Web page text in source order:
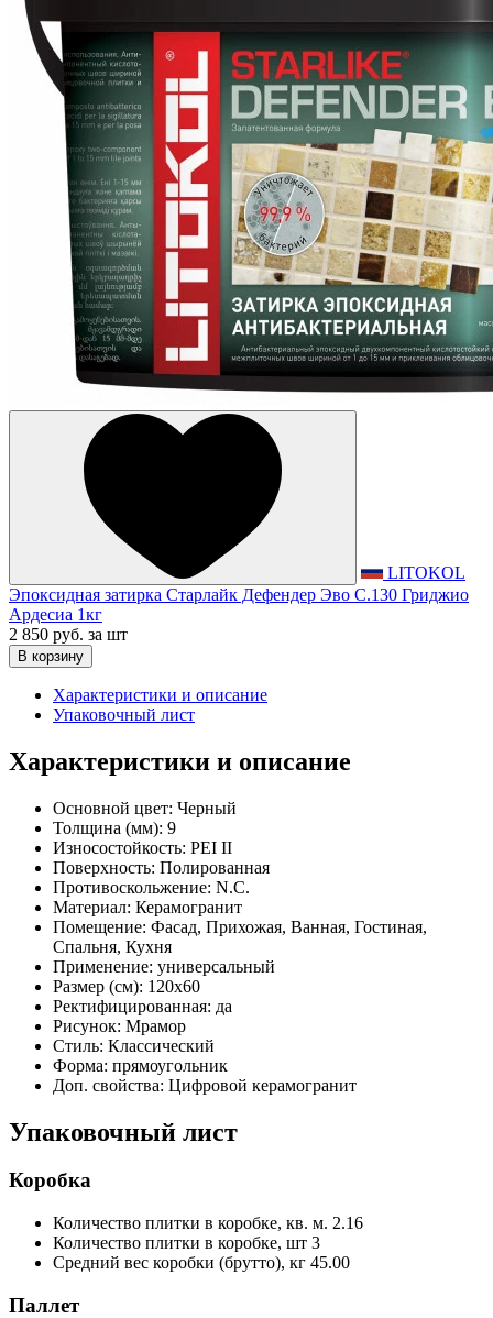
LITOKOL
Эпоксидная затирка Старлайк Дефендер Эво С.130 Гриджио
Ардесиа 1кг
2 850 руб. за шт
В корзину
Характеристики и описание
Упаковочный лист
Характеристики и описание
Основной цвет: Черный
Толщина (мм): 9
Износостойкость: PEI II
Поверхность: Полированная
Противоскольжение: N.C.
Материал: Керамогранит
Помещение: Фасад, Прихожая, Ванная, Гостиная,
Спальня, Кухня
Применение: универсальный
Размер (см): 120x60
Ректифицированная: да
Рисунок: Мрамор
Стиль: Классический
Форма: прямоугольник
Доп. свойства: Цифровой керамогранит
Упаковочный лист
Коробка
Количество плитки в коробке, кв. м. 2.16
Количество плитки в коробке, шт 3
Средний вес коробки (брутто), кг 45.00
Паллет